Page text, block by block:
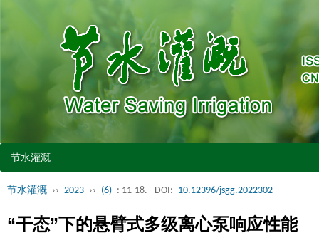
节水灌溉
节水灌溉 ›› 2023 ›› (6) : 11-18. DOI: 10.12396/jsgg.2022302
“干态”下的悬臂式多级离心泵响应性能